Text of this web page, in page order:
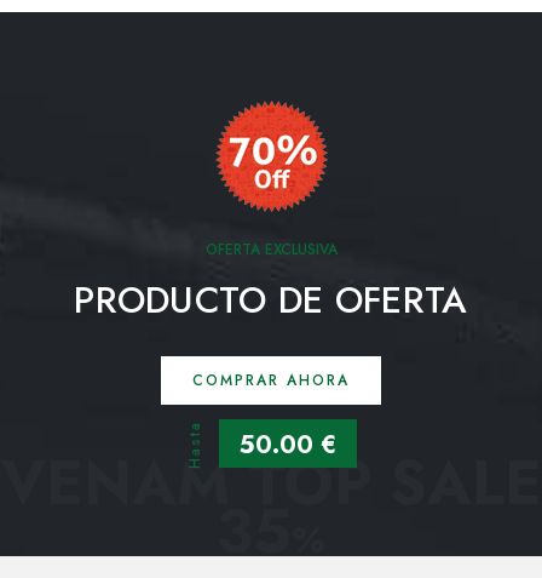
OFERTA EXCLUSIVA
PRODUCTO DE OFERTA
COMPRAR AHORA
Hasta 50.00 €
VENAM TOP SALE
35